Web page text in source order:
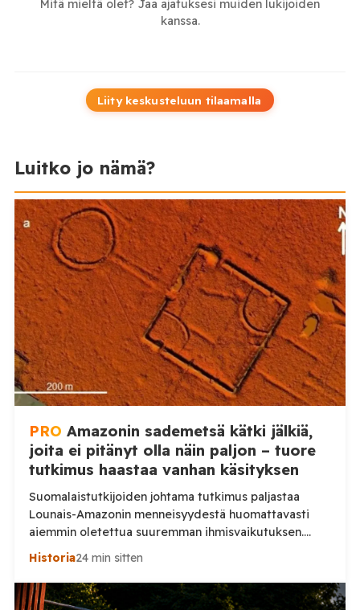
Mitä mieltä olet? Jaa ajatuksesi muiden lukijoiden
kanssa.
Liity keskusteluun tilaamalla
Luitko jo nämä?
PRO Amazonin sademetsä kätki jälkiä,
joita ei pitänyt olla näin paljon – tuore
tutkimus haastaa vanhan käsityksen
Suomalaistutkijoiden johtama tutkimus paljastaa
Lounais-Amazonin menneisyydestä huomattavasti
aiemmin oletettua suuremman ihmisvaikutuksen.
Sademetsän läpi näkevä laserkeilaus toi päivänvaloon
vasta nyt alkanut hahmottua. Amazonin sademetsä on
pitkään nähty ympäristönä, jossa ennen
Historia24 min sitten